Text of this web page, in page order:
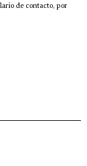
de contacto, por